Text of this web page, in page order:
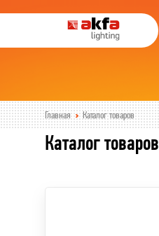
Главная Каталог товаров
Каталог товаров